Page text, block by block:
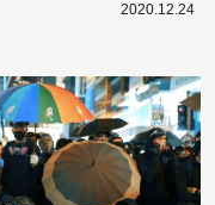
2020.12.24